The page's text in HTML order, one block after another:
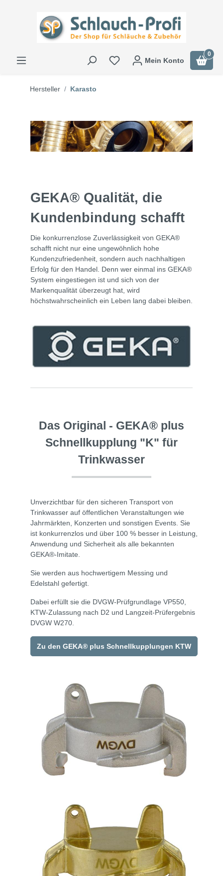
Mein Konto
0
Hersteller Karasto
GEKA® Qualität, die
Kundenbindung schafft
Die konkurrenzlose Zuverlässigkeit von GEKA®
schafft nicht nur eine ungewöhnlich hohe
Kundenzufriedenheit, sondern auch nachhaltigen
Erfolg für den Handel. Denn wer einmal ins GEKA®
System eingestiegen ist und sich von der
Markenqualität überzeugt hat, wird
höchstwahrscheinlich ein Leben lang dabei bleiben.
Das Original - GEKA® plus
Schnellkupplung "K" für
Trinkwasser
Unverzichtbar für den sicheren Transport von
Trinkwasser auf öffentlichen Veranstaltungen wie
Jahrmärkten, Konzerten und sonstigen Events. Sie
ist konkurrenzlos und über 100 % besser in Leistung,
Anwendung und Sicherheit als alle bekannten
GEKA®-Imitate.
Sie werden aus hochwertigem Messing und
Edelstahl gefertigt.
Dabei erfüllt sie die DVGW-Prüfgrundlage VP550,
KTW-Zulassung nach D2 und Langzeit-Prüfergebnis
DVGW W270.
Zu den GEKA® plus Schnellkupplungen KTW